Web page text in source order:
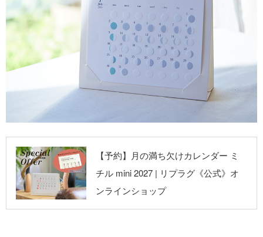
リプラグ《公式》
オンラインショッ
プ
【予約】月の満ち欠けカレンダー ミ
チル mini 2027 | リプラグ《公式》オ
ンラインショップ